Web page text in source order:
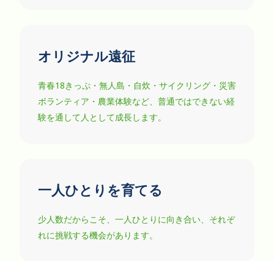
オリジナル遠征
青春18きっぷ・無人島・自炊・サイクリング・災害
ボランティア・農業体験など、普通ではできない経
験を通して人として成長します。
一人ひとりを育てる
少人数だからこそ、一人ひとりに向き合い、それぞ
れに挑戦する機会があります。